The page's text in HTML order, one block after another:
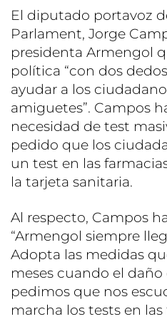
El diputado portavoz
Parlament, Jorge
presidenta Armengol
política “con dos
ayudar a los
amiguetes”. Campos
necesidad de test
pedido que los
un test en las
la tarjeta sanitaria.
Al respecto, Campos
“Armengol siempre
Adopta las medidas
meses cuando el
pedimos que nos
marcha los tests en